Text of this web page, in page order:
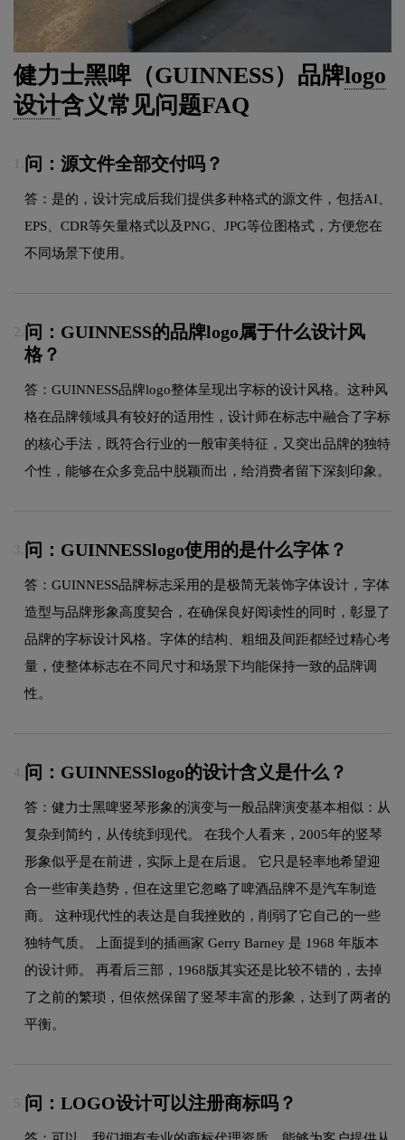
健力士黑啤（GUINNESS）品牌logo
设计含义常见问题FAQ
问：源文件全部交付吗？
答：是的，设计完成后我们提供多种格式的源文件，包括AI、
EPS、CDR等矢量格式以及PNG、JPG等位图格式，方便您在
不同场景下使用。
2. 问：GUINNESS的品牌logo属于什么设计风
格？
答：GUINNESS品牌logo整体呈现出字标的设计风格。这种风
格在品牌领域具有较好的适用性，设计师在标志中融合了字标
的核心手法，既符合行业的一般审美特征，又突出品牌的独特
个性，能够在众多竞品中脱颖而出，给消费者留下深刻印象。
3. 问：GUINNESSlogo使用的是什么字体？
答：GUINNESS品牌标志采用的是极简无装饰字体设计，字体
造型与品牌形象高度契合，在确保良好阅读性的同时，彰显了
品牌的字标设计风格。字体的结构、粗细及间距都经过精心考
量，使整体标志在不同尺寸和场景下均能保持一致的品牌调
性。
4. 问：GUINNESSlogo的设计含义是什么？
答：健力士黑啤竖琴形象的演变与一般品牌演变基本相似：从
复杂到简约，从传统到现代。 在我个人看来，2005年的竖琴
形象似乎是在前进，实际上是在后退。 它只是轻率地希望迎
合一些审美趋势，但在这里它忽略了啤酒品牌不是汽车制造
商。 这种现代性的表达是自我挫败的，削弱了它自己的一些
独特气质。 上面提到的插画家 Gerry Barney 是 1968 年版本
的设计师。 再看后三部，1968版其实还是比较不错的，去掉
了之前的繁琐，但依然保留了竖琴丰富的形象，达到了两者的
平衡。
5. 问：LOGO设计可以注册商标吗？